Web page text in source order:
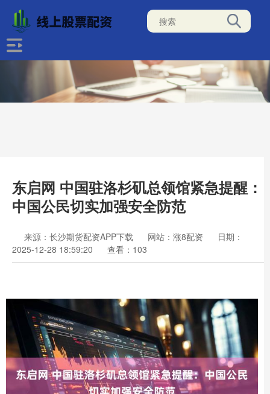
东启网 中国驻洛杉矶总领馆紧急提醒：
中国公民切实加强安全防范
来源：长沙期货配资APP下载 网站：涨8配资
日期：
2025-12-28 18:59:20
查看：103